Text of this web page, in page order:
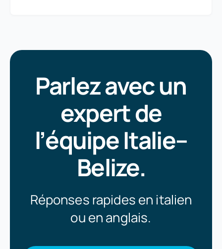
Parlez avec un
expert de
l’équipe Italie–
Belize.
Réponses rapides en italien
ou en anglais.